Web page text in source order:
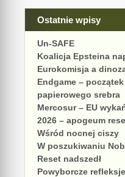
Ostatnie wpisy
Un-SAFE
Koalicja Epsteina
Eurokomisja a
Endgame –
papierowego srebra
Mercosur – EU
2026 – apogeum
Wśród nocnej ciszy
W poszukiwaniu
Reset nadszedł
Powyborcze refleksje